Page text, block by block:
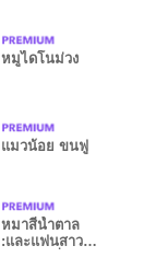
หมูไดโนม่วง
แมวน้อย ขนฟู
หมาสีน้ำตาล
:และแฟนสาว